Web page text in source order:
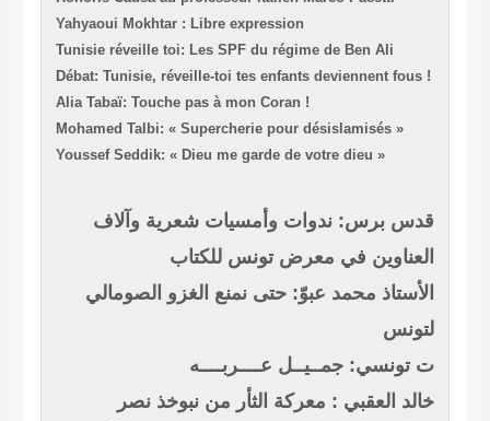
Tunisie réveille toi:
Débat: Tunisie,
Mohamed Talbi: «
Youssef Seddik: «
وآلاف
الصومالي
نبوخذ نصر